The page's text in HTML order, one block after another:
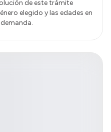
de este trámite
elegido y las edades en